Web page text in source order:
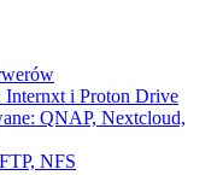
Internxt i Proton Drive
QNAP, Nextcloud,
NFS